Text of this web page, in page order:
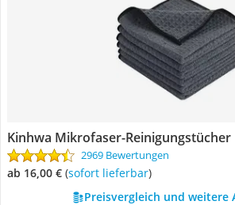
Kinhwa Mikrofaser-Reinigungstücher
2969 Bewertungen
ab 16,00 € ( Sofort lieferbar)
Preisvergleich und weitere